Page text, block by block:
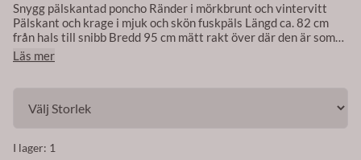
Snygg pälskantad poncho Ränder i mörkbrunt och vintervitt
Pälskant och krage i mjuk och skön fuskpäls Längd ca. 82 cm
från hals till snibb Bredd 95 cm mätt rakt över där den är som
bredast Material: 100% viskos Rekommenderad tvätt:
maskintvätt 30 grader
Läs mer
I lager: 1